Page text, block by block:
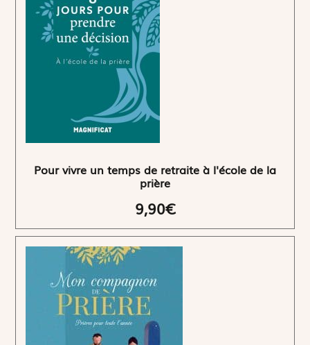
Pour vivre un temps de retraite à l'école de la
prière
9,90€